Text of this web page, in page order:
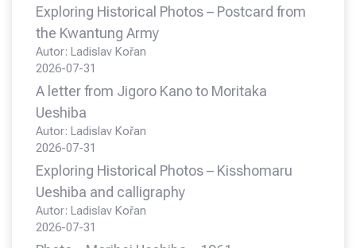
Exploring Historical Photos – Postcard from
the Kwantung Army
Autor: Ladislav Kořan
2026-07-31
A letter from Jigoro Kano to Moritaka
Ueshiba
Autor: Ladislav Kořan
2026-07-31
Exploring Historical Photos – Kisshomaru
Ueshiba and calligraphy
Autor: Ladislav Kořan
2026-07-31